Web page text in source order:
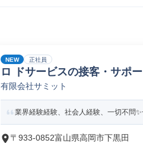
NEW 正社員
ロ ドサービスの接客・サポ
有限会社サミット
業界経験経験、社会人経験、一切不問
〒933-0852富山県高岡市下黒田